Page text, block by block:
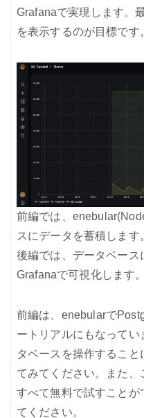
Grafanaで実現します。
を表示するのが目標です
前編では、
スにデータを蓄積します
後編では、データベース
Grafanaで可視化します。
前編は、enebularで
ートリアルにもなって
タベースを操作するこ
てみてください。また、
すべて無料で試すこと
てください。